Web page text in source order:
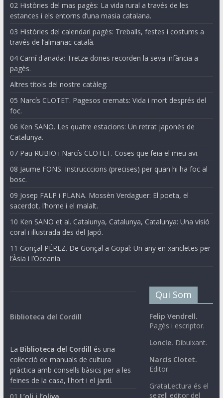
02 Històries del mas pagès: La vida rural a través de les
estances i els entorns d’una masia catalana.
03 Històries del calendari pagès: Treballs, festes i costums a
través de l’almanac català.
04 Camí d'anada: Tretze dones recorden la seva infància a
pagès.
Altres títols del nostre catàleg:
05 Narcís CLOTET. Pagesos cremats: Vida i mort després del
foc.
06 Ken SANO. Les quatre estacions: Un retrat japonès de
Catalunya.
07 Pau RUBIO i Narcís CLOTET. Coses que feia el meu avi.
08 Jaume FONS. Instrucccions (precises) per quan hi ha foc al
bosc.
09 Josep FALP i PLANA. Mossèn Verdaguer: El poeta, el
sacerdot, l’home i el malalt.
10 Ken SANO et al. Catalunya, Catalunya, Catalunya: Una visió
coral i il·lustrada des del Japó.
11 Gonçal PÉREZ. De Gonçal a Gopal: Un any en xancletes per
l’Àsia i l’Oceania.
Biblioteca del Cordill
La Biblioteca del Cordill és una
col·lecció de manuals de cultura
pràctica amb consells bàsics per a les
feines de la casa, l'hort i el jardí.
Qui Som
Felip Vendrell.
Pagès i escriptor.
Loncle. Dibuixant.
Narcís Clotet.
Editor.
GrataLectura és el
segell editor del